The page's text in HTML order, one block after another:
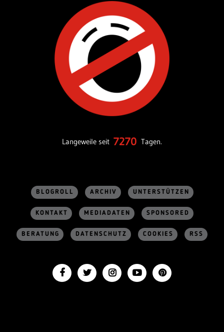
Langeweile seit 7270 Tagen.
BLOGROLL ARCHIV UNTERSTÜTZEN
KONTAKT MEDIADATEN SPONSORED
BERATUNG DATENSCHUTZ COOKIES RSS